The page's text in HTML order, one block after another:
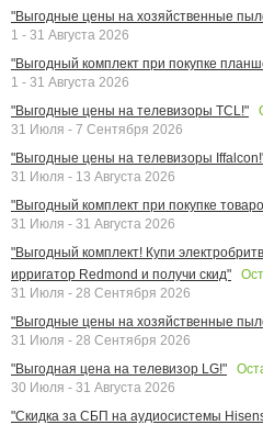
"Выгодные цены на хозяйственные
1 - 31 Августа 2026
"Выгодный комплект при покупке
1 - 31 Августа 2026
"Выгодные цены на телевизоры TCL!"
31 Июля - 7 Сентября 2026
"Выгодные цены на телевизоры
31 Июля - 13 Августа 2026
"Выгодный комплект при покупке
31 Июля - 31 Августа 2026
"Выгодный комплект! Купи
ирригатор Redmond и получи скид"
31 Июля - 28 Сентября 2026
"Выгодные цены на хозяйственные
31 Июля - 28 Сентября 2026
"Выгодная цена на телевизор LG!"
30 Июля - 31 Августа 2026
"Скидка за СБП на аудиосистемы